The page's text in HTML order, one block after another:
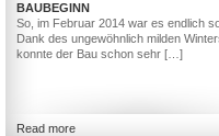
BAUBEGINN
So, im Februar 2014 war es endlich
Dank des ungewöhnlich milden
konnte der Bau schon sehr […]
Read more